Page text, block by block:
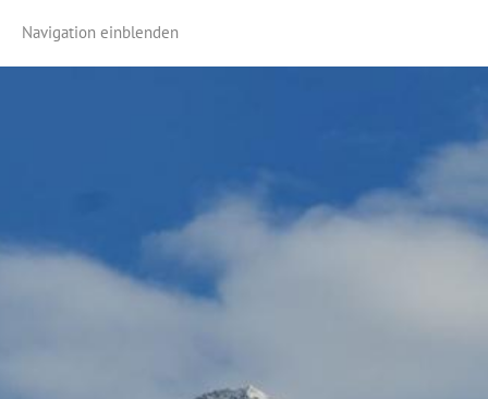
Navigation einblenden